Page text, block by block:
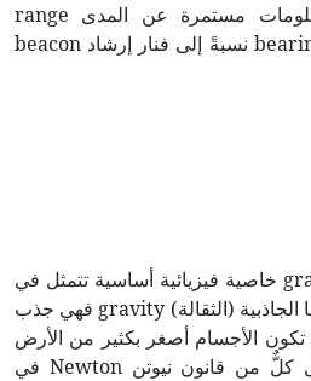
ميغاهرتز، توفر للطيار معلومات مستمرة عن المدى range
والسمت (الاتجاه الزاوي) bearing نسبةً إلى فنار إرشاد beacon
التجاذب (التثاقل) gravitation خاصية فيزيائية أساسية تتمثل في
تجاذب الأجسام فيما بينها. أما الجاذبية (الثقالة) gravity فهي جذب
الأجسام أصغر بكثير من الأرض
وغير بعيدة جداً عنها. ويمثل كلٌّ من قانون نيوتن Newton في